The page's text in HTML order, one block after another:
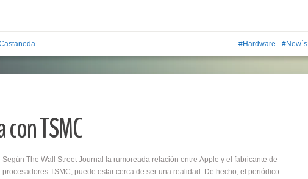
Hardware New´s
TSMC
Según The Wall Street Journal la rumoreada relación entre Apple y el fabricante de
procesadores TSMC, puede estar cerca de ser una realidad. De hecho, el periódico